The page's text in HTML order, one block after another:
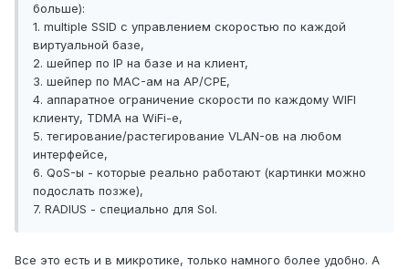
больше):
1. multiple SSID с управлением скоростью по каждой
виртуальной базе,
2. шейпер по IP на базе и на клиент,
3. шейпер по MAC-ам на AP/CPE,
4. аппаратное ограничение скорости по каждому WIFI
клиенту, TDMA на WiFi-е,
5. тегирование/растегирование VLAN-ов на любом
интерфейсе,
6. QoS-ы - которые реально работают (картинки можно
подослать позже),
7. RADIUS - специально для Sol.
Все это есть и в микротике, только намного более удобно. А